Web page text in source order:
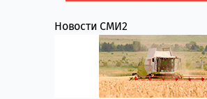
Новости СМИ2